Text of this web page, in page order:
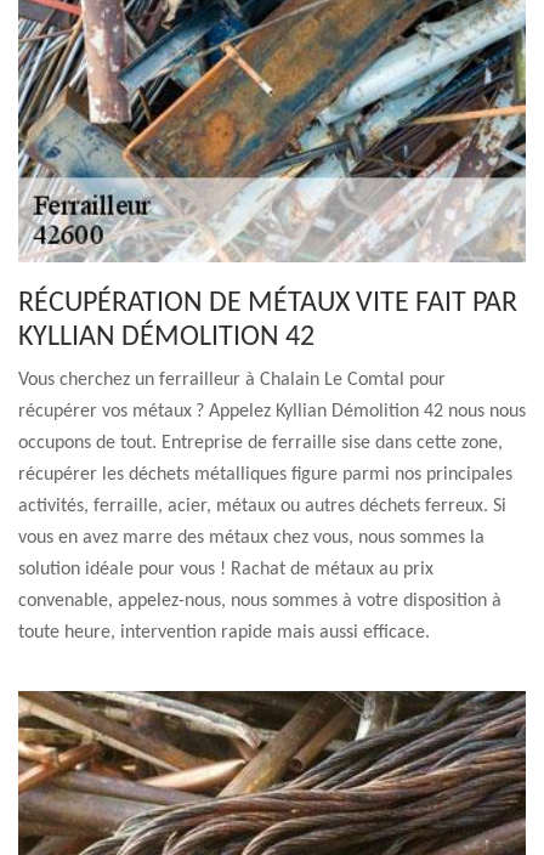
RÉCUPÉRATION DE MÉTAUX VITE FAIT PAR
KYLLIAN DÉMOLITION 42
Vous cherchez un ferrailleur à Chalain Le Comtal pour
récupérer vos métaux ? Appelez Kyllian Démolition 42 nous nous
occupons de tout. Entreprise de ferraille sise dans cette zone,
récupérer les déchets métalliques figure parmi nos principales
activités, ferraille, acier, métaux ou autres déchets ferreux. Si
vous en avez marre des métaux chez vous, nous sommes la
solution idéale pour vous ! Rachat de métaux au prix
convenable, appelez-nous, nous sommes à votre disposition à
toute heure, intervention rapide mais aussi efficace.